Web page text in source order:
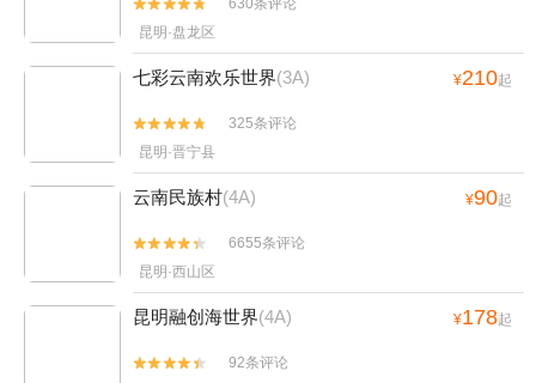


630条评论
昆明·盘龙区
七彩云南欢乐世界(3A) ¥210起


325条评论
昆明·晋宁县
云南民族村(4A) ¥90起


6655条评论
昆明·西山区
昆明融创海世界(4A) ¥178起


92条评论